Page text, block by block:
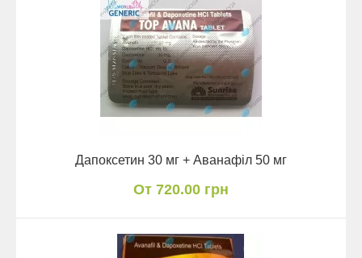
Дапоксетин 30 мг + Аванафіл 50 мг
От 720.00 грн